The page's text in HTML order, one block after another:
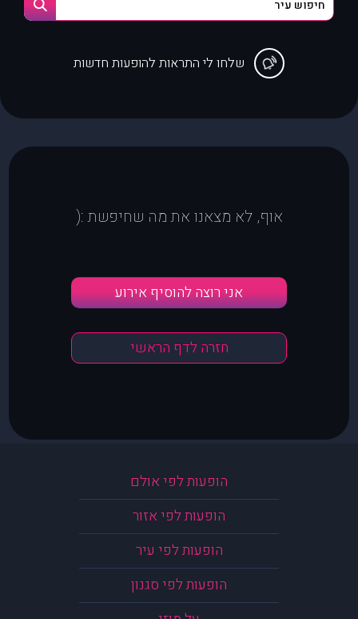
שלחו לי התראות להופעות חדשות
אוף, לא מצאנו את מה שחיפשת :(
אני רוצה להוסיף אירוע
חזרה לדף הראשי
הופעות לפי אולם
הופעות לפי אזור
הופעות לפי עיר
הופעות לפי סגנון